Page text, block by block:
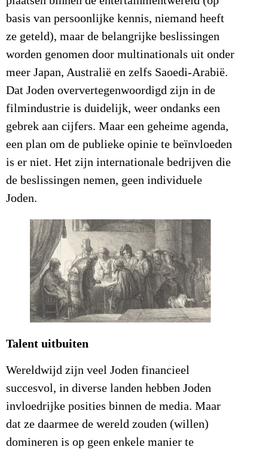
basis van persoonlijke kennis, niemand heeft
ze geteld), maar de belangrijke beslissingen
worden genomen door multinationals uit onder
meer Japan, Australië en zelfs Saoedi-Arabië.
Dat Joden oververtegenwoordigd zijn in de
filmindustrie is duidelijk, weer ondanks een
gebrek aan cijfers. Maar een geheime agenda,
een plan om de publieke opinie te beïnvloeden
is er niet. Het zijn internationale bedrijven die
de beslissingen nemen, geen individuele
Joden.
Talent uitbuiten
Wereldwijd zijn veel Joden financieel
succesvol, in diverse landen hebben Joden
invloedrijke posities binnen de media. Maar
dat ze daarmee de wereld zouden (willen)
domineren is op geen enkele manier te